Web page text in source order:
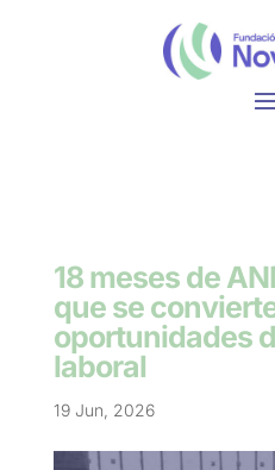
18 meses de
que se
oportunidades
laboral
19 Jun, 2026